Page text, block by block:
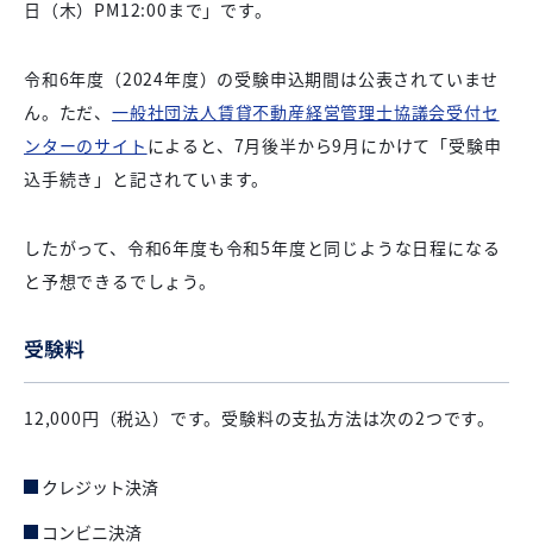
日（木）PM12:00まで」です。
令和6年度（2024年度）の受験申込期間は公表されていませ
ん。ただ、 一般社団法人賃貸不動産経営管理士協議会受付セ
ンターのサイト によると、7月後半から9月にかけて「受験申
込手続き」と記されています。
したがって、令和6年度も令和5年度と同じような日程になる
と予想できるでしょう。
受験料
12,000円（税込）です。受験料の支払方法は次の2つです。
クレジット決済
コンビニ決済